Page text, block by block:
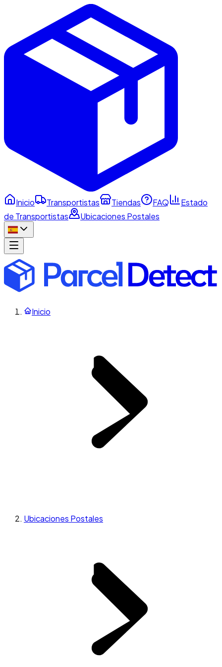
Inicio Transportistas Tiendas FAQ
Estado
de Transportistas
Ubicaciones Postales
Inicio
Ubicaciones Postales